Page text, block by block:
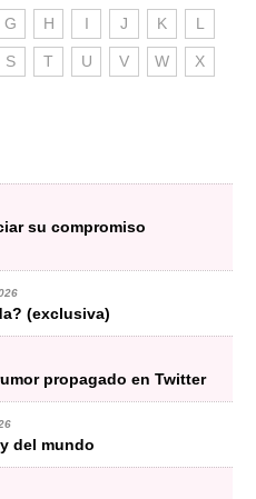
G H I J K L
S T U V W X
su compromiso
(exclusiva)
propagado en Twitter
del mundo